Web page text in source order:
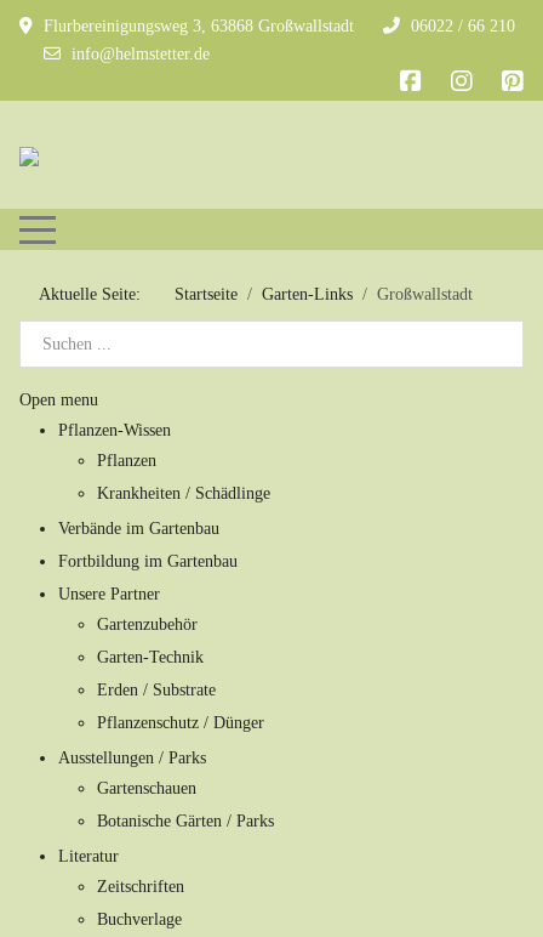
Flurbereinigungsweg 3, 63868 Großwallstadt
06022 / 66 210
info@helmstetter.de
Mobile Menu Toggle
Aktuelle Seite: Startseite Garten-Links Großwallstadt
Open menu
Pflanzen-Wissen
Pflanzen
Krankheiten / Schädlinge
Verbände im Gartenbau
Fortbildung im Gartenbau
Unsere Partner
Gartenzubehör
Garten-Technik
Erden / Substrate
Pflanzenschutz / Dünger
Ausstellungen / Parks
Gartenschauen
Botanische Gärten / Parks
Literatur
Zeitschriften
Buchverlage